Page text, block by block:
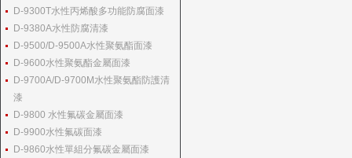
D-9300T水性丙烯酸多功能防腐面漆
D-9380A水性防腐清漆
D-9500/D-9500A水性聚氨酯面漆
D-9600水性聚氨酯金屬面漆
D-9700A/D-9700M水性聚氨酯防護清
漆
D-9800 水性氟碳金屬面漆
D-9900水性氟碳面漆
D-9860水性單組分氟碳金屬面漆